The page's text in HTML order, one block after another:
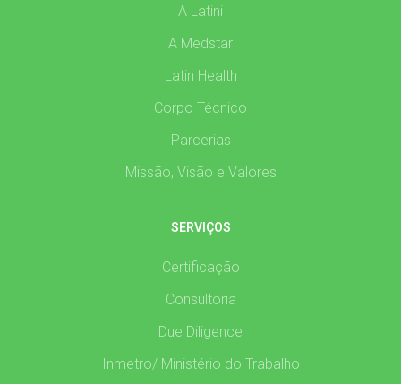
A Latini
A Medstar
Latin Health
Corpo Técnico
Parcerias
Missão, Visão e Valores
SERVIÇOS
Certificação
Consultoria
Due Diligence
Inmetro/ Ministério do Trabalho